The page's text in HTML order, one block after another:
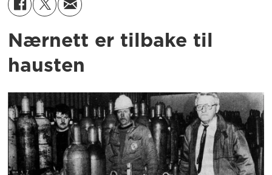
Nærnett er tilbake til
hausten